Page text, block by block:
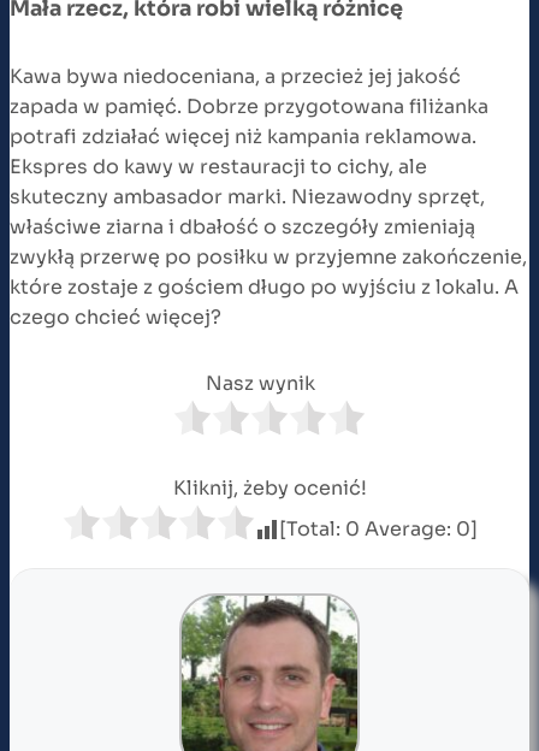
Mała rzecz, która robi wielką różnicę
Kawa bywa niedoceniana, a przecież jej jakość
zapada w pamięć. Dobrze przygotowana filiżanka
potrafi zdziałać więcej niż kampania reklamowa.
Ekspres do kawy w restauracji to cichy, ale
skuteczny ambasador marki. Niezawodny sprzęt,
właściwe ziarna i dbałość o szczegóły zmieniają
zwykłą przerwę po posiłku w przyjemne zakończenie,
które zostaje z gościem długo po wyjściu z lokalu. A
czego chcieć więcej?
Nasz wynik
Kliknij, żeby ocenić!
[Total: 0 Average: 0]